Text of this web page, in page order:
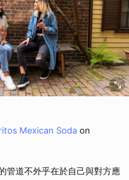
Mexican Soda on
管道不外乎在於自己與對方應